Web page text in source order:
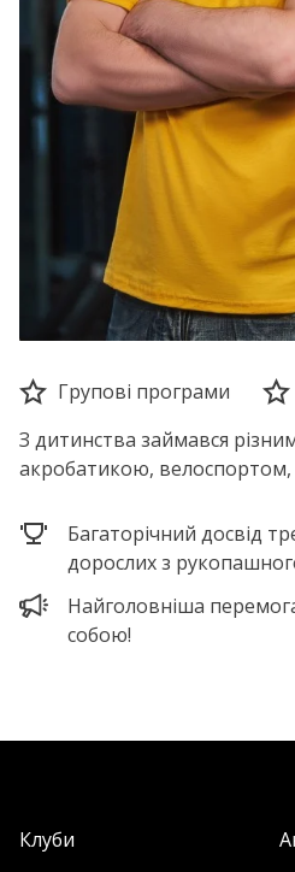
Групові програми
З дитинства займався
акробатикою, велоспортом,
Багаторічний досвід
дорослих з
Найголовніша
собою!
Клуби